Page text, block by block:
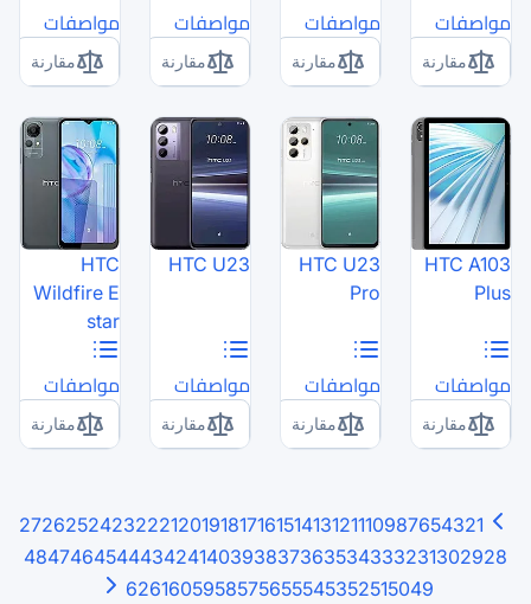
مواصفات
مقارنة
مواصفات
مقارنة
HTC U23
مواصفات
مقارنة
HTC
Wildfire E
مواصفات
مقارنة
16
17
18
19
20
21
22
23
24
25
26
27
38
39
40
41
42
43
44
45
46
47
48
59
60
61
62